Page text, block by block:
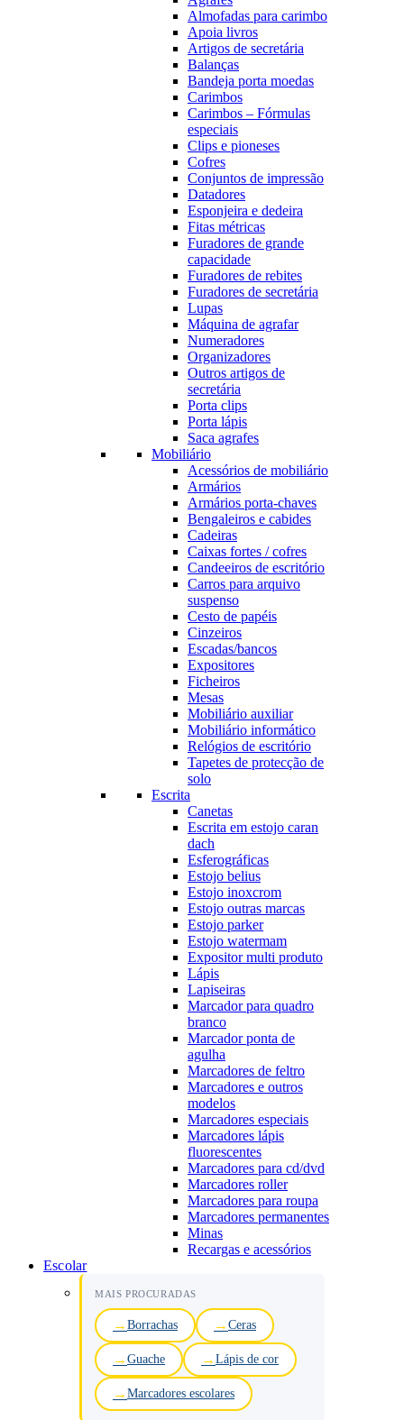
Almofadas para carimbo
Apoia livros
Artigos de secretária
Balanças
Bandeja porta moedas
Carimbos
Carimbos – Fórmulas
especiais
Clips e pioneses
Cofres
Conjuntos de impressão
Datadores
Esponjeira e dedeira
Fitas métricas
Furadores de grande
capacidade
Furadores de rebites
Furadores de secretária
Lupas
Máquina de agrafar
Numeradores
Organizadores
Outros artigos de
secretária
Porta clips
Porta lápis
Saca agrafes
Mobiliário
Acessórios de mobiliário
Armários
Armários porta-chaves
Bengaleiros e cabides
Cadeiras
Caixas fortes / cofres
Candeeiros de escritório
Carros para arquivo
suspenso
Cesto de papéis
Cinzeiros
Escadas/bancos
Expositores
Ficheiros
Mesas
Mobiliário auxiliar
Mobiliário informático
Relógios de escritório
Tapetes de protecção de
solo
Escrita
Canetas
Escrita em estojo caran
dach
Esferográficas
Estojo belius
Estojo inoxcrom
Estojo outras marcas
Estojo parker
Estojo watermam
Expositor multi produto
Lápis
Lapiseiras
Marcador para quadro
branco
Marcador ponta de
agulha
Marcadores de feltro
Marcadores e outros
modelos
Marcadores especiais
Marcadores lápis
fluorescentes
Marcadores para cd/dvd
Marcadores roller
Marcadores para roupa
Marcadores permanentes
Minas
Recargas e acessórios
Escolar
MAIS PROCURADAS
Borrachas Ceras
Guache Lápis de cor
Marcadores escolares